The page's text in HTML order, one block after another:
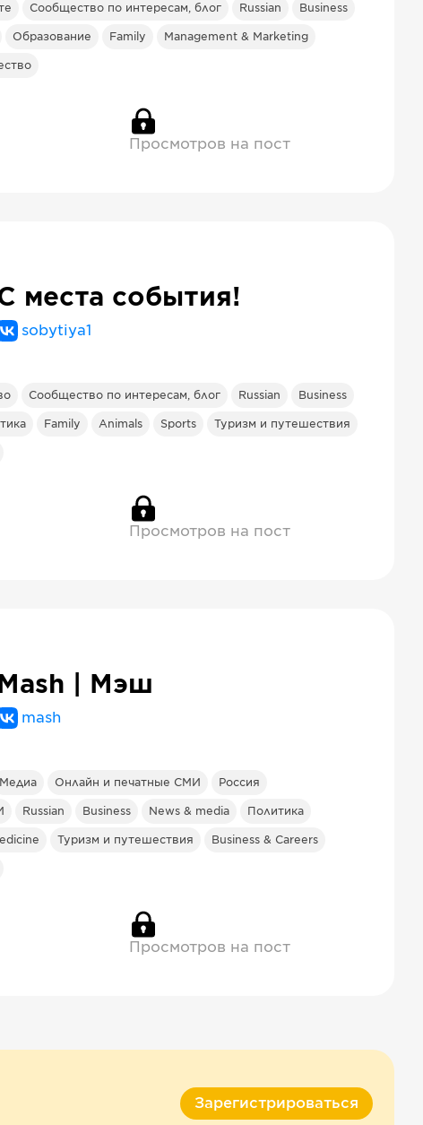
Сообщество по интересам, блог Russian Business
Образование Family Management & Marketing
Просмотров на пост
места события!
sobytiya1
Сообщество по интересам, блог Russian Business
Family Animals Sports Туризм и путешествия
Просмотров на пост
Mash | Мэш
mash
Медиа Онлайн и печатные СМИ Россия
Russian Business News & media Политика
Туризм и путешествия Business & Careers
Просмотров на пост
Зарегистрироваться